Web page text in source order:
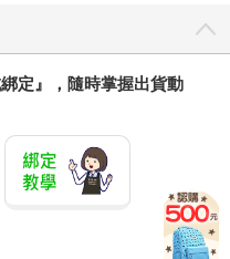
定』，隨時掌握出貨動